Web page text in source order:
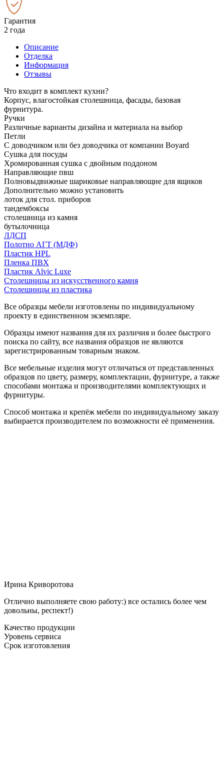
Гарантия
2 года
Описание
Отделка
Информация
Отзывы
Что входит в комплект кухни?
Корпус, влагостойкая столешница, фасады, базовая
фурнитура.
Ручки
Различные варианты дизайна и материала на выбор
Петли
С доводчиком или без доводчика от компании Boyard
Сушка для посуды
Хромированная сушка с двойным поддоном
Направляющие пвш
Полновыдвижные шариковые направляющие для ящиков
Дополнительно можно установить
лоток для стол. приборов
тандембоксы
столешница из камня
бутылочница
ЛДСП
Полотно АГТ (МДФ)
Пластик HPL
Пленка ПВХ
Пластик Alvic Luxe
Столешницы из искусственного камня
Столешницы из пластика
Все образцы мебели изготовлены по индивидуальному
проекту в единственном экземпляре.
Образцы имеют названия для их различия и более быстрого
поиска по сайту, все названия образцов не являются
зарегистрированным товарным знаком.
Все мебельные изделия могут отличаться от представленных
образцов по цвету, размеру, комплектации, фурнитуре, а также
способами монтажа и производителями комплектующих и
фурнитуры.
Способ монтажа и крепёж мебели по индивидуальному заказу
выбирается производителем по возможности её применения.
Ирина Криворотова
Отлично выполняете свою работу:) все остались более чем
довольны, респект!)
Качество продукции
Уровень сервиса
Срок изготовления